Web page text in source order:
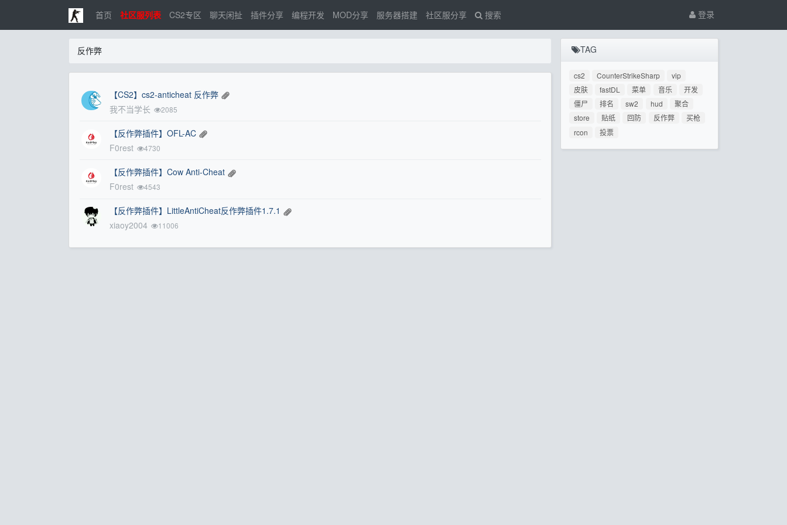
首页 社区服列表 CS2专区 聊天闲扯 插件分享 编程开发 MOD分享 服务器搭建 社区服分享 搜索 登录
反作弊
【CS2】cs2-anticheat 反作弊
我不当学长
2085
【反作弊插件】OFL-AC
F0rest
4730
【反作弊插件】Cow Anti-Cheat
F0rest
4543
【反作弊插件】LittleAntiCheat反作弊插件1.7.1
xiaoy2004
11006
TAG
cs2 CounterStrikeSharp
vip
皮肤
fastDL 菜单 音乐
开发
僵尸
排名 sw2 hud
聚合
store
贴纸 回防 反作弊
买枪
rcon
投票